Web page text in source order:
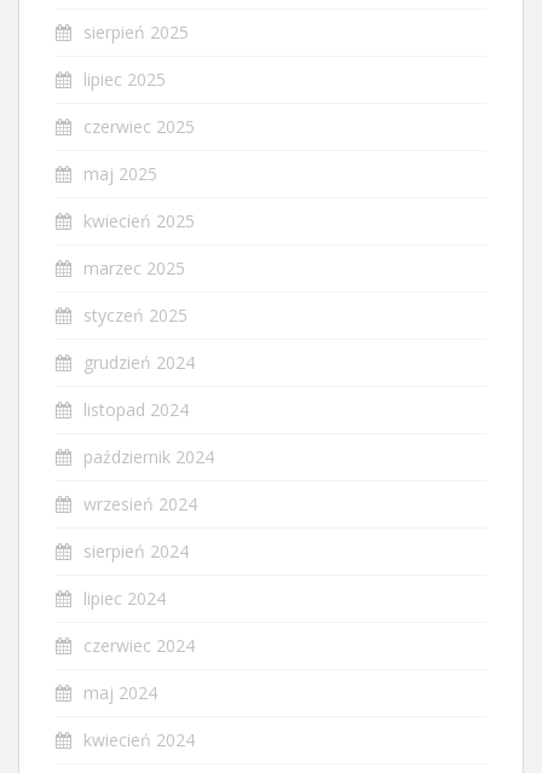
sierpień 2025
lipiec 2025
czerwiec 2025
maj 2025
kwiecień 2025
marzec 2025
styczeń 2025
grudzień 2024
listopad 2024
październik 2024
wrzesień 2024
sierpień 2024
lipiec 2024
czerwiec 2024
maj 2024
kwiecień 2024